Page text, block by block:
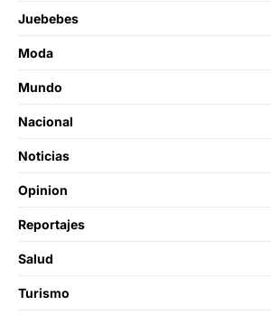
Juebebes
Moda
Mundo
Nacional
Noticias
Opinion
Reportajes
Salud
Turismo